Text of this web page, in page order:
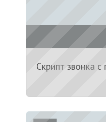
Скрипт звонка